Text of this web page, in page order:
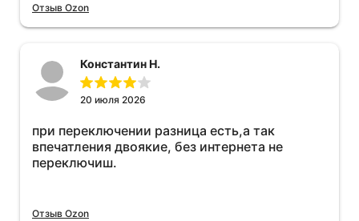
Отзыв Ozon
Константин Н.
20 июля 2026
при переключении разница есть,а так
впечатления двоякие, без интернета не
переключиш.
Отзыв Ozon